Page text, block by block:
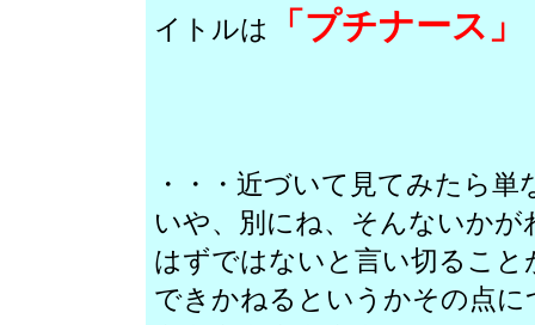
イトルは
「プチナース」
・・・近づいて見てみたら単
いや、別にね、そんないか
はずではないと言い切ること
できかねるというかその点